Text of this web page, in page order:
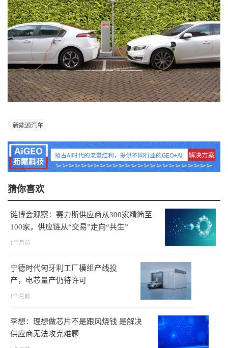
新能源汽车
猜你喜欢
链博会观察：赛力斯供应商从300家精简至
100家，供应链从“交易”走向“共生”
1个月前
宁德时代匈牙利工厂模组产线投
产，电芯量产仍待许可
1个月前
李想：理想做芯片不是跟风烧钱 是解决
供应商无法攻克难题